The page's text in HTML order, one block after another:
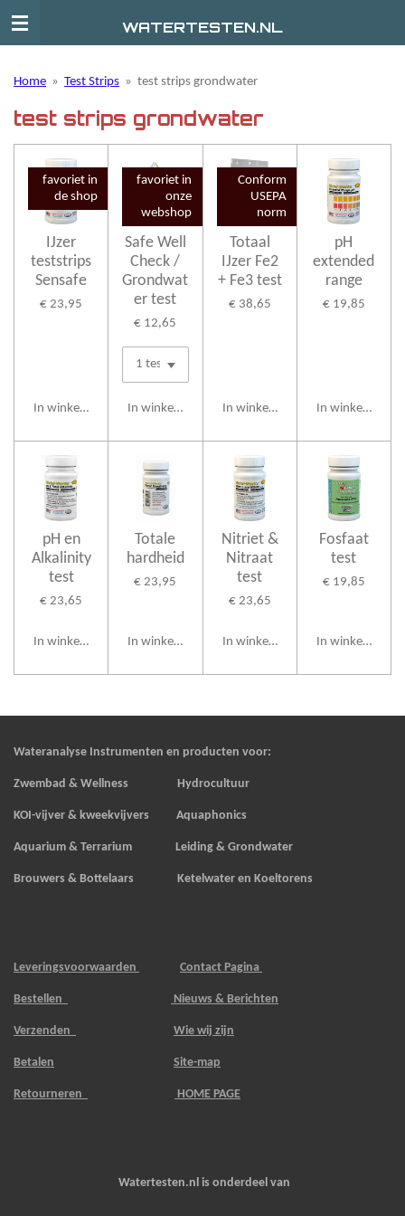
Ga
de
WATERTESTEN.NL
Home » Test Strips » test strips grondwater
test strips grondwater
favoriet in
de shop
IJzer
teststrips
Sensafe
€ 23,95
In winkelwagen
favoriet in
onze
webshop
Safe Well
Check /
Grondwat
er test
€ 12,65
In winkelwagen
Conform
USEPA
norm
Totaal
IJzer Fe2
+ Fe3 test
€ 38,65
In winkelwagen
pH
extended
range
€ 19,85
In winkelwagen
pH en
Alkalinity
test
€ 23,65
In winkelwagen
Totale
hardheid
€ 23,95
In winkelwagen
Nitriet &
Nitraat
test
€ 23,65
In winkelwagen
Fosfaat
test
€ 19,85
In winkelwagen
Wateranalyse Instrumenten en producten voor:
Zwembad & Wellness Hydrocultuur
KOI-vijver & kweekvijvers Aquaphonics
Aquarium & Terrarium Leiding & Grondwater
Brouwers & Bottelaars Ketelwater en Koeltorens
Leveringsvoorwaarden Contact Pagina
Bestellen Nieuws & Berichten
Verzenden Wie wij zijn
Betalen Site-map
Retourneren HOME PAGE
Watertesten.nl is onderdeel van